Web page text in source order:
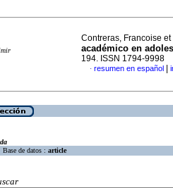
Contreras, Francoise et
académico en
194. ISSN 1794-9998
· resumen en español
Base de datos : article